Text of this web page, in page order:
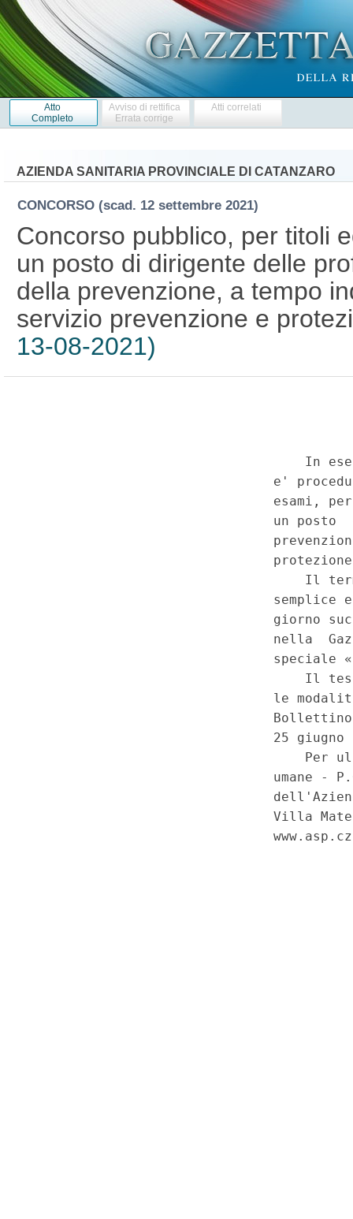
Atto
Completo
Avviso di rettifica
Errata corrige
Atti correlati
AZIENDA SANITARIA PROVINCIALE DI CATANZARO
CONCORSO (scad. 12 settembre 2021)
Concorso pubblico, per titoli
un posto di dirigente delle
della prevenzione, a tempo
servizio prevenzione e
13-08-2021)